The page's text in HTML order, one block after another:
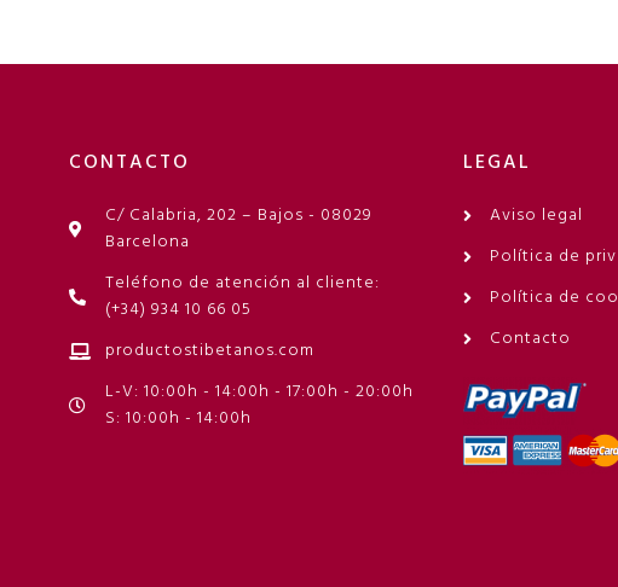
CONTACTO
C/ Calabria, 202 – Bajos - 08029
Barcelona
Teléfono de atención al cliente:
(+34) 934 10 66 05
productostibetanos.com
L-V: 10:00h - 14:00h - 17:00h - 20:00h
S: 10:00h - 14:00h
LEGAL
Aviso legal
Política de
Política de
Contacto